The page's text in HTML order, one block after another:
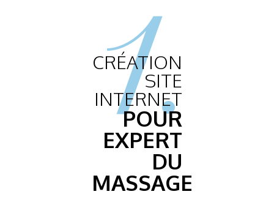
1.
CRÉATION
SITE
INTERNET
POUR
EXPERT
DU
MASSAGE